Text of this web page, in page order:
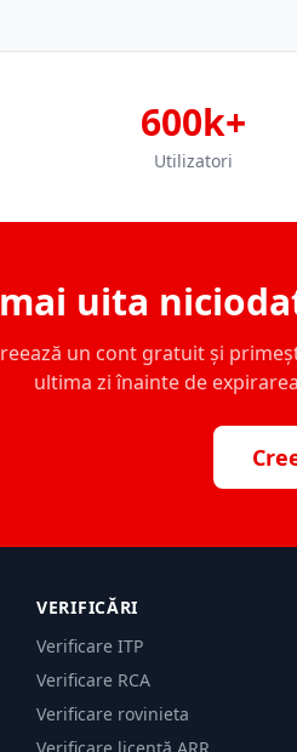
600k+
Utilizatori
uita
un cont gratuit și
ultima zi înainte de
VERIFICĂRI
Verificare ITP
Verificare RCA
Verificare rovinieta